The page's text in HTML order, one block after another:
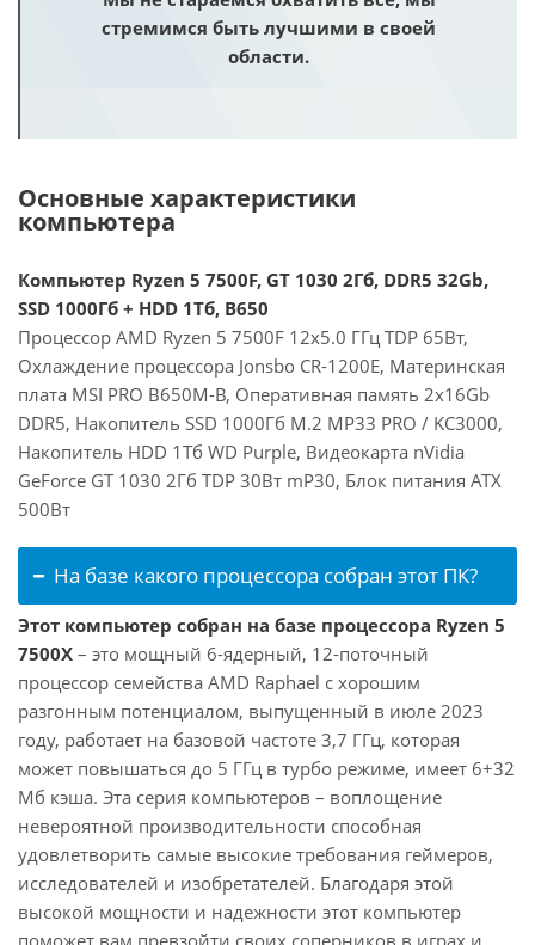
стремимся быть лучшими в своей
области.
Основные характеристики
компьютера
Компьютер Ryzen 5 7500F, GT 1030 2Гб, DDR5 32Gb,
SSD 1000Гб + HDD 1Тб, B650
Процессор AMD Ryzen 5 7500F 12x5.0 ГГц TDP 65Вт,
Охлаждение процессора Jonsbo CR-1200E, Материнская
плата MSI PRO B650M-B, Оперативная память 2x16Gb
DDR5, Накопитель SSD 1000Гб M.2 MP33 PRO / KC3000,
Накопитель HDD 1Тб WD Purple, Видеокарта nVidia
GeForce GT 1030 2Гб TDP 30Вт mP30, Блок питания ATX
500Вт
На базе какого процессора собран этот ПК?
Этот компьютер собран на базе процессора Ryzen 5
7500X – это мощный 6-ядерный, 12-поточный
процессор семейства AMD Raphael с хорошим
разгонным потенциалом, выпущенный в июле 2023
году, работает на базовой частоте 3,7 ГГц, которая
может повышаться до 5 ГГц в турбо режиме, имеет 6+32
Мб кэша. Эта серия компьютеров – воплощение
невероятной производительности способная
удовлетворить самые высокие требования геймеров,
исследователей и изобретателей. Благодаря этой
высокой мощности и надежности этот компьютер
поможет вам превзойти своих соперников в играх и